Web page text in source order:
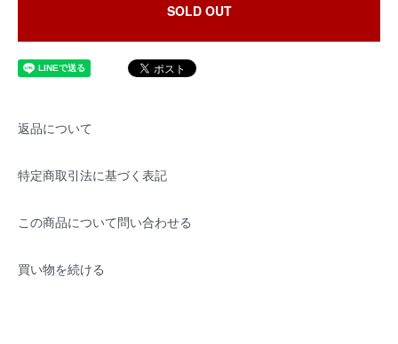
SOLD OUT
返品について
特定商取引法に基づく表記
この商品について問い合わせる
買い物を続ける